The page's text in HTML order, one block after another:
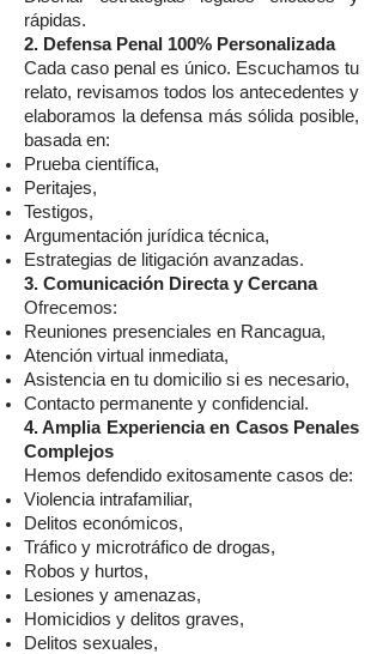
rápidas.
2. Defensa Penal 100% Personalizada
Cada caso penal es único. Escuchamos tu
relato, revisamos todos los antecedentes y
elaboramos la defensa más sólida posible,
basada en:
Prueba científica,
Peritajes,
Testigos,
Argumentación jurídica técnica,
Estrategias de litigación avanzadas.
3. Comunicación Directa y Cercana
Ofrecemos:
Reuniones presenciales en Rancagua,
Atención virtual inmediata,
Asistencia en tu domicilio si es necesario,
Contacto permanente y confidencial.
4. Amplia Experiencia en Casos Penales
Complejos
Hemos defendido exitosamente casos de:
Violencia intrafamiliar,
Delitos económicos,
Tráfico y microtráfico de drogas,
Robos y hurtos,
Lesiones y amenazas,
Homicidios y delitos graves,
Delitos sexuales,